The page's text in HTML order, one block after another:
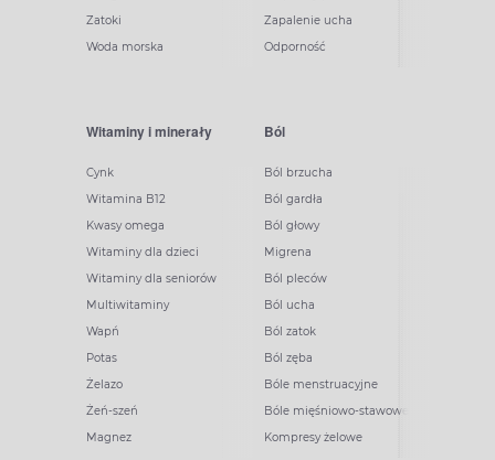
Zatoki
Woda morska
Zapalenie ucha
Odporność
Witaminy i minerały
Cynk
Witamina B12
Kwasy omega
Witaminy dla dzieci
Witaminy dla seniorów
Multiwitaminy
Wapń
Potas
Żelazo
Żeń-szeń
Magnez
Ból
Ból brzucha
Ból gardła
Ból głowy
Migrena
Ból pleców
Ból ucha
Ból zatok
Ból zęba
Bóle menstruacyjne
Bóle mięśniowo-stawowe
Kompresy żelowe